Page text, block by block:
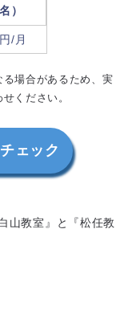
）
/月
場合があるため、実
ください。
ェック
山教室』と『松任教